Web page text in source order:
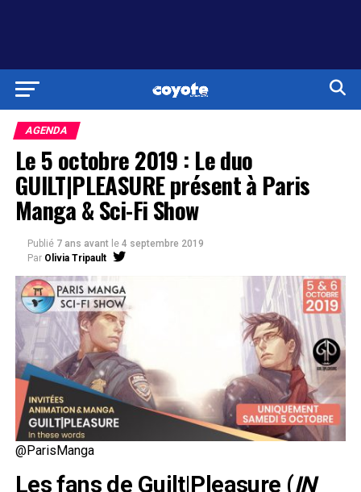
AGENDA
Le 5 octobre 2019 : Le duo
GUILT|PLEASURE présent à Paris
Manga & Sci-Fi Show
Publié 7 ans avant le 4 septembre 2019
Par Olivia Tripault
@ParisManga
Les fans de Guilt|Pleasure (IN